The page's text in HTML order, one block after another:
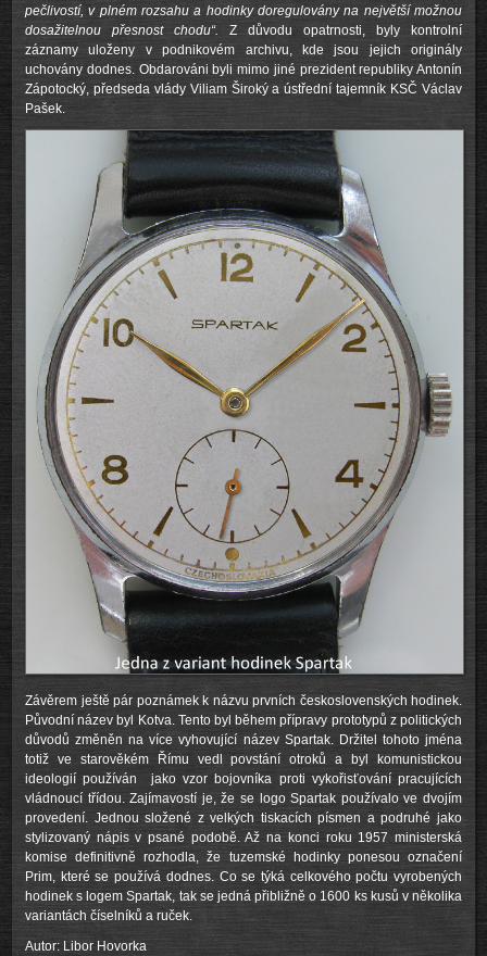
pečlivostí, v plném rozsahu a hodinky doregulovány na největší možnou
dosažitelnou přesnost chodu“.
Z důvodu opatrnosti, byly kontrolní
záznamy uloženy v podnikovém archivu, kde jsou jejich originály
uchovány dodnes. Obdarováni byli mimo jiné prezident republiky Antonín
Zápotocký, předseda vlády Viliam Široký a ústřední tajemník KSČ Václav
Pašek.
Závěrem ještě pár poznámek k názvu prvních československých hodinek.
Původní název byl Kotva. Tento byl během přípravy prototypů z politických
důvodů změněn na více vyhovující název Spartak. Držitel tohoto jména
totiž ve starověkém Římu vedl povstání otroků a byl komunistickou
ideologií používán jako vzor bojovníka proti vykořisťování pracujících
vládnoucí třídou. Zajímavostí je, že se logo Spartak používalo ve dvojím
provedení. Jednou složené z velkých tiskacích písmen a podruhé jako
stylizovaný nápis v psané podobě. Až na konci roku 1957 ministerská
komise definitivně rozhodla, že tuzemské hodinky ponesou označení
Prim, které se používá dodnes. Co se týká celkového počtu vyrobených
hodinek s logem Spartak, tak se jedná přibližně o 1600 ks kusů v několika
variantách číselníků a ruček.
Autor: Libor Hovorka